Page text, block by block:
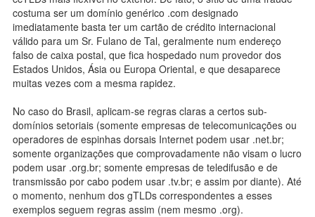
costuma ser um domínio genérico .com designado
imediatamente basta ter um cartão de crédito internacional
válido para um Sr. Fulano de Tal, geralmente num endereço
falso de caixa postal, que fica hospedado num provedor dos
Estados Unidos, Ásia ou Europa Oriental, e que desaparece
muitas vezes com a mesma rapidez.
No caso do Brasil, aplicam-se regras claras a certos sub-
domínios setoriais (somente empresas de telecomunicações ou
operadores de espinhas dorsais Internet podem usar .net.br;
somente organizações que comprovadamente não visam o lucro
podem usar .org.br; somente empresas de teledifusão e de
transmissão por cabo podem usar .tv.br; e assim por diante). Até
o momento, nenhum dos gTLDs correspondentes a esses
exemplos seguem regras assim (nem mesmo .org).